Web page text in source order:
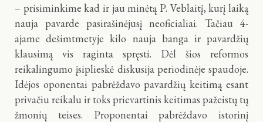
– prisiminkime kad ir jau minėtą P. Veblaitį, kurį laiką
nauja pavarde pasirašinėjusį neoficialiai. Tačiau 4-
ajame dešimtmetyje kilo nauja banga ir pavardžių
klausimą vis raginta spręsti. Dėl šios reformos
reikalingumo įsiplieskė diskusija periodinėje spaudoje.
Idėjos oponentai pabrėždavo pavardžių keitimą esant
privačiu reikalu ir toks prievartinis keitimas pažeistų tų
žmonių teises. Proponentai pabrėždavo istorinį